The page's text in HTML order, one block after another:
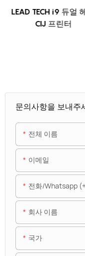
LEAD TECH i9 듀얼
CIJ 프린터
문의사항을 보내주
전체 이름
이메일
전화/whatsapp
회사 이름
국가